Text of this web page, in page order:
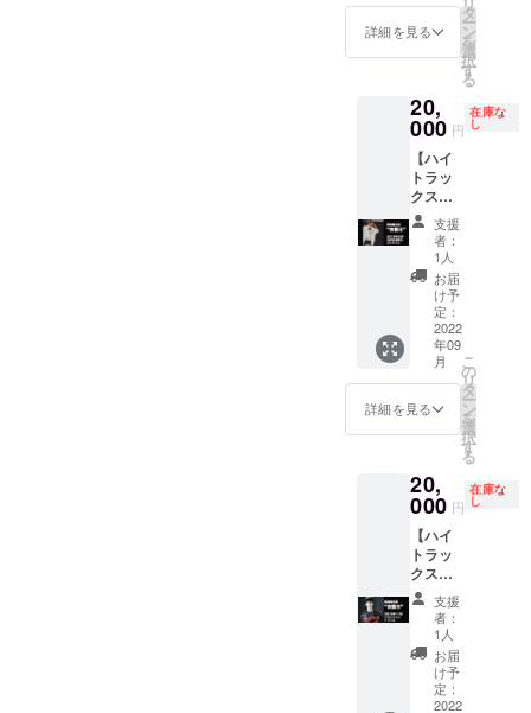
もしく
はメー
x.info@
gmail.c
om)に
てお知
らせく
ださ
い。
知の為
の撮影
ど派
手。 ラ
イブ当
日に着
ていた
かどう
かは覚
えてお
りませ
ん （ご
めんな
さい）
シャツ
のみ
た衣装
をご支
援者様
へご提
しま
す。
◆No.05
2019年
石井町
納涼夏
祭り出
演の前
に受け
た取材
時の写
真か
な？ よ
くこの
格好し
ていた
気がし
詳細を見る
タ
ー
ン
を
選
択
す
る
20,
000 円
在庫な
し
【ハイ
トラッ
クスス
タジオ
断捨離
企画】
ハイト
が撮影
やス
テージ
で着用
しまし
た衣装
をご支
援者様
へご提
しま
す。
No.04
2019年
徳島 石
井町納
涼夏祭
り "ふ
じっこ
ちゃん
サマー
フェス"
着用衣
支援
者：
1人
お届
け予
定：
2022
年09
月
詳細を見る
こ
の
リ
タ
ー
ン
を
選
択
す
る
20,
000 円
在庫な
し
【ハイ
トラッ
クスス
タジオ
断捨離
企画】
ハイト
が撮影
やス
テージ
支援
者：
1人
お届
け予
定：
2022